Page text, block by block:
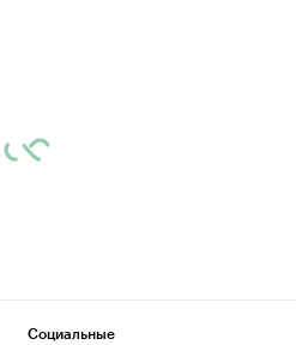
Социальные